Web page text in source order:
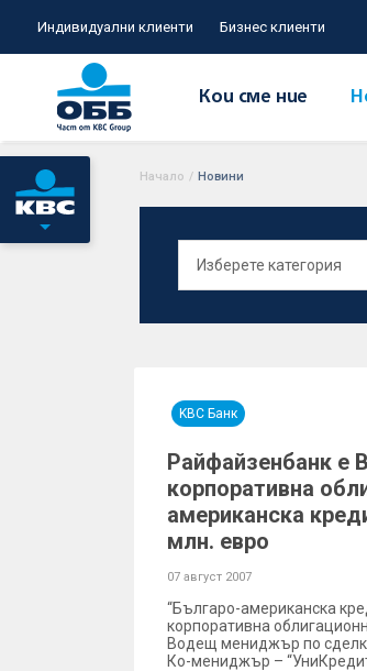
Индивидуални клиенти Бизнес клиенти
Кои сме ние
Начало / Новини
KBC Банк
Райфайзенбанк е
корпоративна
американска
млн. евро
07 август 2007
“Българо-американска
корпоративна
Водещ мениджър по
Ко-мениджър –